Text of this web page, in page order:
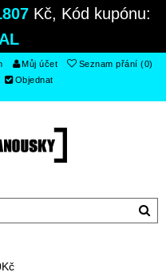
Kč, Kód kupónu:
Můj účet
Seznam přání (0)
Objednat